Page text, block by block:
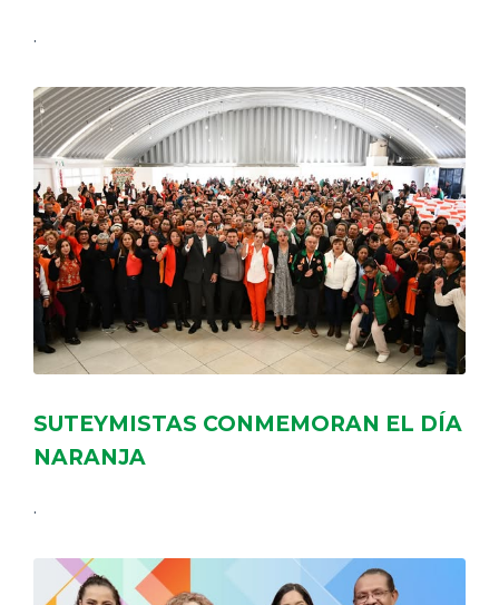
.
SUTEYMISTAS CONMEMORAN EL DÍA
NARANJA
.